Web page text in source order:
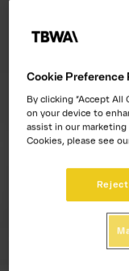
Cookie Preference
By clicking “Accept All
on your device to
assist in our
Cookies, please see